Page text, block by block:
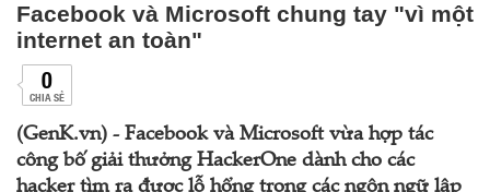
Facebook và Microsoft chung tay "vì một
internet an toàn"
0
CHIA SẺ
(GenK.vn) - Facebook và Microsoft vừa hợp tác
công bố giải thưởng HackerOne dành cho các
hacker tìm ra được lỗ hổng trong các ngôn ngữ lập